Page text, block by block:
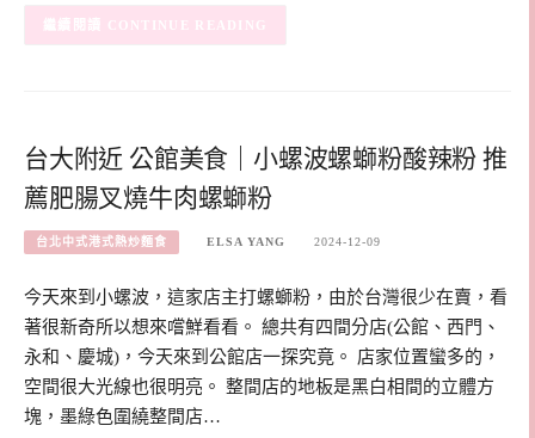
CONTINUE READING
台大附近 公館美食｜小螺波螺螄粉酸辣粉 推
薦肥腸叉燒牛肉螺螄粉
台北中式港式熱炒麵食 ELSA YANG 2024-12-09
今天來到小螺波，這家店主打螺螄粉，由於台灣很少在賣，看
著很新奇所以想來嚐鮮看看。 總共有四間分店(公館、西門、
永和、慶城)，今天來到公館店一探究竟。 店家位置蠻多的，
空間很大光線也很明亮。 整間店的地板是黑白相間的立體方
塊，墨綠色圍繞整間店…